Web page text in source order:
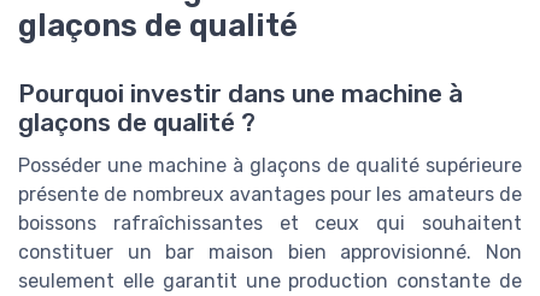
glaçons de qualité
Pourquoi investir dans une machine à
glaçons de qualité ?
Posséder une machine à glaçons de qualité supérieure
présente de nombreux avantages pour les amateurs de
boissons rafraîchissantes et ceux qui souhaitent
constituer un bar maison bien approvisionné. Non
seulement elle garantit une production constante de